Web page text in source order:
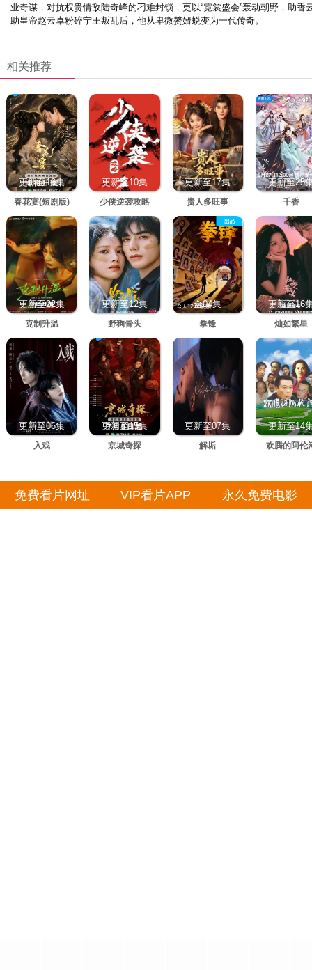
业奇谋，对抗权贵情敌陆奇峰的刁难封锁，更以“霓裳盛会”轰动朝野，助香
助皇帝赵云卓粉碎宁王叛乱后，他从卑微赘婿蜕变为一代传奇。
相关推荐
更新至16集
春花宴(短剧版)
更新至10集
少侠逆袭攻略
更新至17集
贵人多旺事
更新至25
千香
更新至22集
克制升温
更新至12集
野狗骨头
全04集
拳锋
更新至16
灿如繁星
更新至06集
入戏
更新至15集
京城奇探
更新至07集
解垢
更新至14
欢腾的阿伦
免费看片网址 VIP看片APP 永久免费电影